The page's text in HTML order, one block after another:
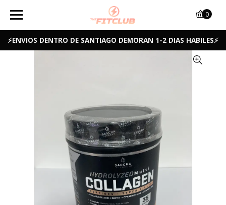
⚡ENVIOS DENTRO DE SANTIAGO DEMORAN 1-2 DIAS HABILES⚡
0